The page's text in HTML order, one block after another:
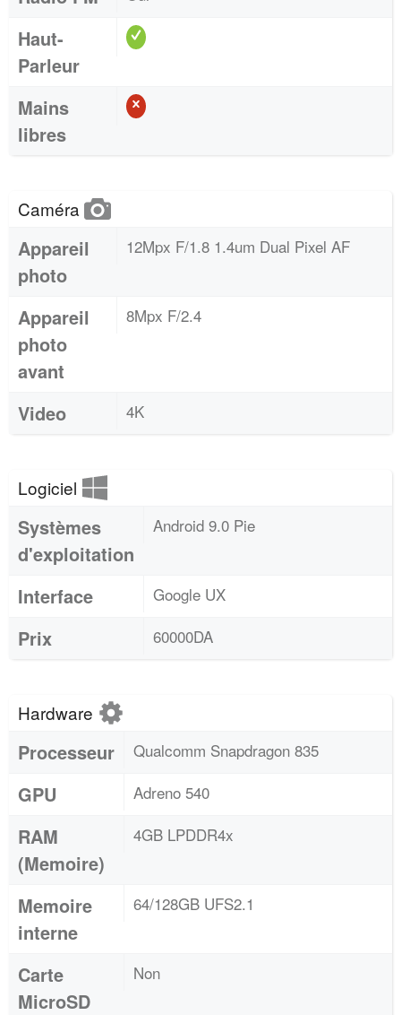
Haut-
Parleur
Mains
libres
Caméra
Appareil
photo
12Mpx F/1.8 1.4um Dual Pixel AF
Appareil
photo
avant
8Mpx F/2.4
Video 4K
Logiciel
Systèmes
d'exploitation
Android 9.0 Pie
Interface Google UX
Prix 60000DA
Hardware
Processeur Qualcomm Snapdragon 835
GPU Adreno 540
RAM
(Memoire)
4GB LPDDR4x
Memoire
interne
64/128GB UFS2.1
Carte
MicroSD
Non